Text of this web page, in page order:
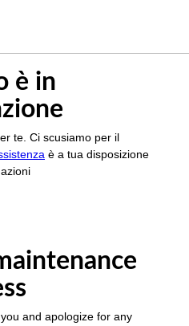
è in
te. Ci scusiamo per il
è a tua disposizione
and apologize for any